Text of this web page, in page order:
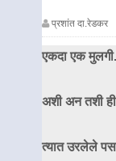
प्रशांत दा.रेडकर
एकदा एक
अशी अन तशी
त्यात उरलेले